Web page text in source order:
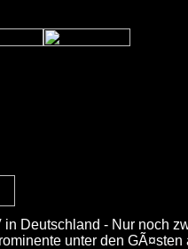
in Deutschland - Nur noch
unter den GÃ¤sten